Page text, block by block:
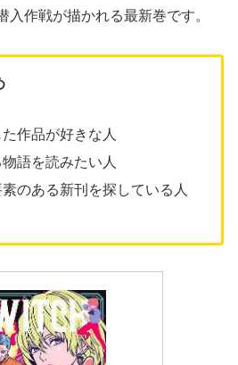
入作戦が描かれる最新巻です。
作品が好きな人
語を読みたい人
のある新刊を探している人